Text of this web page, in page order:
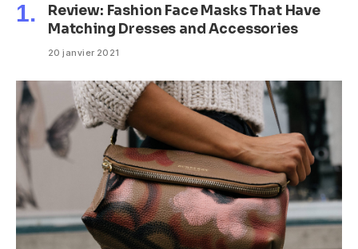
Review: Fashion Face Masks That Have
Matching Dresses and Accessories
20 janvier 2021